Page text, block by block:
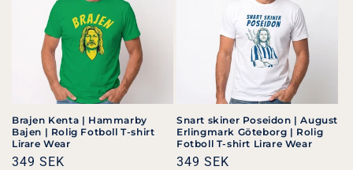
Brajen Kenta | Hammarby
Bajen | Rolig Fotboll T-shirt
Lirare Wear
Ordinarie
349 SEK
Snart skiner Poseidon | August
Erlingmark Göteborg | Rolig
Fotboll T-shirt Lirare Wear
Ordinarie
349 SEK